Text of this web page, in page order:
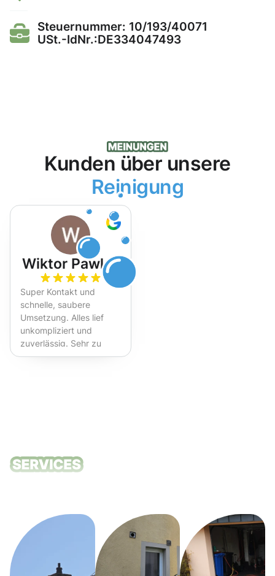
Steuernummer: 10/193/40071
USt.-IdNr.:DE334047493
Kunden über unsere
Reinigung
Wiktor Pawlak
Super Kontakt und
schnelle, saubere
Umsetzung. Alles lief
unkompliziert und
zuverlässig. Sehr zu
empfehlen!